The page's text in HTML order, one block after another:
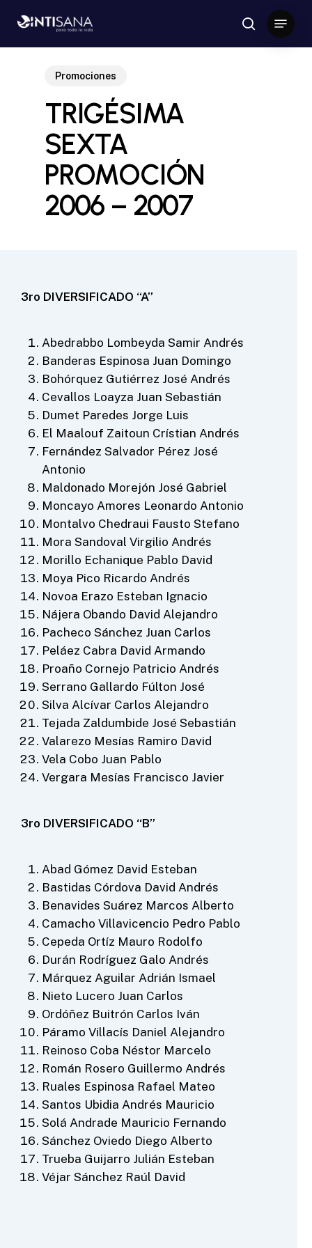
main
search
Menu
Promociones
TRIGÉSIMA
SEXTA
PROMOCIÓN
2006 – 2007
3ro DIVERSIFICADO “A”
Abedrabbo Lombeyda Samir Andrés
Banderas Espinosa Juan Domingo
Bohórquez Gutiérrez José Andrés
Cevallos Loayza Juan Sebastián
Dumet Paredes Jorge Luis
El Maalouf Zaitoun Crístian Andrés
Fernández Salvador Pérez José
Antonio
Maldonado Morejón José Gabriel
Moncayo Amores Leonardo Antonio
Montalvo Chedraui Fausto Stefano
Mora Sandoval Virgilio Andrés
Morillo Echanique Pablo David
Moya Pico Ricardo Andrés
Novoa Erazo Esteban Ignacio
Nájera Obando David Alejandro
Pacheco Sánchez Juan Carlos
Peláez Cabra David Armando
Proaño Cornejo Patricio Andrés
Serrano Gallardo Fúlton José
Silva Alcívar Carlos Alejandro
Tejada Zaldumbide José Sebastián
Valarezo Mesías Ramiro David
Vela Cobo Juan Pablo
Vergara Mesías Francisco Javier
3ro DIVERSIFICADO “B”
Abad Gómez David Esteban
Bastidas Córdova David Andrés
Benavides Suárez Marcos Alberto
Camacho Villavicencio Pedro Pablo
Cepeda Ortíz Mauro Rodolfo
Durán Rodríguez Galo Andrés
Márquez Aguilar Adrián Ismael
Nieto Lucero Juan Carlos
Ordóñez Buitrón Carlos Iván
Páramo Villacís Daniel Alejandro
Reinoso Coba Néstor Marcelo
Román Rosero Guillermo Andrés
Ruales Espinosa Rafael Mateo
Santos Ubidia Andrés Mauricio
Solá Andrade Mauricio Fernando
Sánchez Oviedo Diego Alberto
Trueba Guijarro Julián Esteban
Véjar Sánchez Raúl David
Close